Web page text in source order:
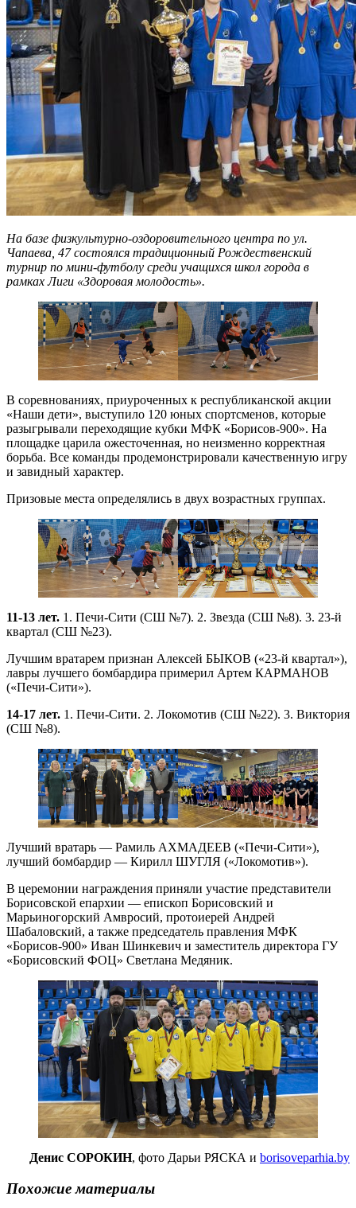
На базе физкультурно-оздоровительного центра по ул.
Чапаева, 47 состоялся традиционный Рождественский
турнир по мини-футболу среди учащихся школ города в
рамках Лиги «Здоровая молодость».
В соревнованиях, приуроченных к республиканской акции
«Наши дети», выступило 120 юных спортсменов, которые
разыгрывали переходящие кубки МФК «Борисов-900». На
площадке царила ожесточенная, но неизменно корректная
борьба. Все команды продемонстрировали качественную игру
и завидный характер.
Призовые места определялись в двух возрастных группах.
11-13 лет. 1. Печи-Сити (СШ №7). 2. Звезда (СШ №8). 3. 23-й
квартал (СШ №23).
Лучшим вратарем признан Алексей БЫКОВ («23-й квартал»),
лавры лучшего бомбардира примерил Артем КАРМАНОВ
(«Печи-Сити»).
14-17 лет. 1. Печи-Сити. 2. Локомотив (СШ №22). 3. Виктория
(СШ №8).
Лучший вратарь — Рамиль АХМАДЕЕВ («Печи-Сити»),
лучший бомбардир — Кирилл ШУГЛЯ («Локомотив»).
В церемонии награждения приняли участие представители
Борисовской епархии — епископ Борисовский и
Марьиногорский Амвросий, протоиерей Андрей
Шабаловский, а также председатель правления МФК
«Борисов-900» Иван Шинкевич и заместитель директора ГУ
«Борисовский ФОЦ» Светлана Медяник.
Денис СОРОКИН, фото Дарьи РЯСКА и borisoveparhia.by
Похожие материалы